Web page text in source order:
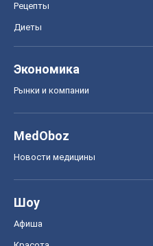
Рецепты
Диеты
Экономика
Рынки и компании
MedOboz
Новости медицины
Шоу
Афиша